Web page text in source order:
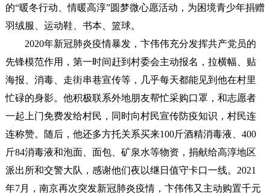
的“暖冬行动、情暖高淳”圆梦微心愿活动，为困境青少年捐赠
羽绒服、运动鞋、书本、篮球。
2020年新冠肺炎疫情暴发，卞伟伟充分发挥共产党员的
先锋模范作用，第一时间赶到村委会主动报名，拉横幅、贴
海报、消毒、走街串巷宣传等，几乎每天都能见到他在村里
忙碌的身影。他积极联系外地朋友帮忙采购口罩，和志愿者
一起上门免费发给村民，同时向村民宣传防疫知识，村民连
连称赞。随后，他还多方托关系买来100斤酒精消毒液、400
斤84消毒液和泡面、面包、矿泉水等物资，捐献给高淳地区
派出所和交警大队，感谢他们夜以继日值守卡口一线。2021
年7月，南京再次突发新冠肺炎疫情，卞伟伟又主动购置千元